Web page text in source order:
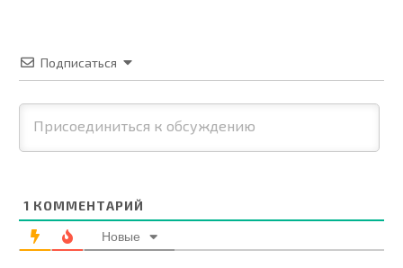
Подписаться
1 КОММЕНТАРИЙ
Новые